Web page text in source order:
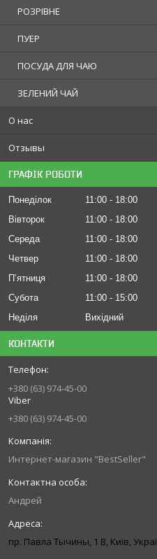
РОЗРІВНЕ
ПУЕР
ПОСУДА ДЛЯ ЧАЮ
ЗЕЛЕНИЙ ЧАЙ
О нас
Отзывы
ГРАФІК РОБОТИ
Понеділок 11:00
18:00
Вівторок
11:00
18:00
Середа
11:00
18:00
Четвер
11:00
18:00
Пʼятниця
11:00
18:00
Субота
11:00
15:00
Неділя
Вихідний
КОНТАКТИ
+380 (63) 974-45-00
Viber
+380 (63) 974-45-00
Интернет-магазин "BestSeller"
Андрей
пр. Павла Тычины, 1 В, Київ,